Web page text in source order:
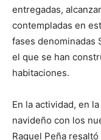
entregadas,
contempladas en
fases denominadas
el que se han
habitaciones.
En la actividad, en
navideño con los
Raquel Peña